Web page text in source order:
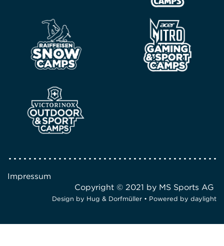
Impressum
Copyright © 2021 by MS Sports AG
Design by Hug & Dorfmüller • Powered by daylight